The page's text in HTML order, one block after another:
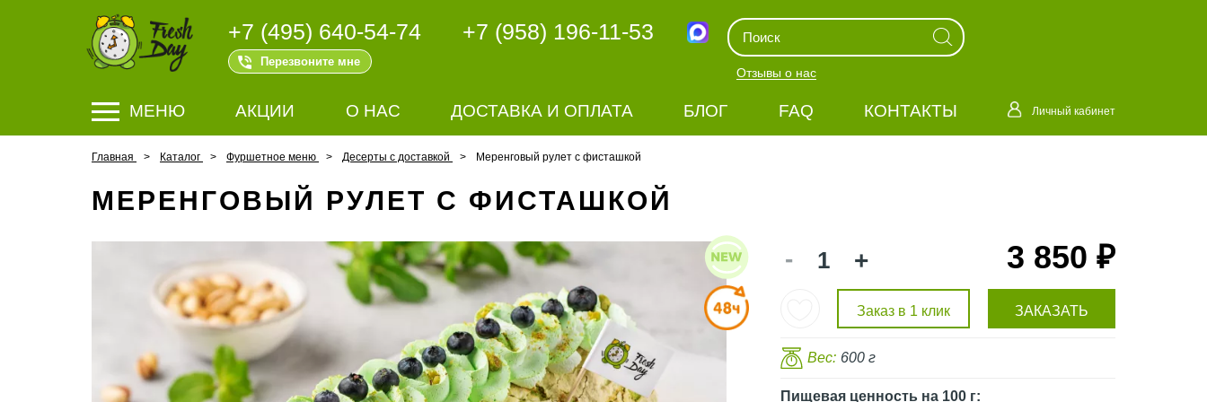
+7 (495) 640-54-74
Перезвоните мне
+7 (958) 196-11-53
Отзывы о нас
МЕНЮ АКЦИИ О НАС ДОСТАВКА И ОПЛАТА БЛОГ FAQ КОНТАКТЫ Личный кабинет
Главная Каталог Фуршетное меню Десерты с доставкой Меренговый рулет с фисташкой
МЕРЕНГОВЫЙ РУЛЕТ С ФИСТАШКОЙ
- + 3 850 ₽
Заказ в 1 клик ЗАКАЗАТЬ
Вес: 600 г
Пищевая ценностьна 100 г: